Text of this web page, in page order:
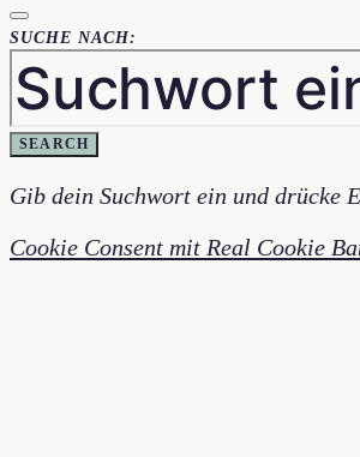
SUCHE NACH:
SEARCH
Gib dein Suchwort ein und drücke
Cookie Consent mit Real Cookie